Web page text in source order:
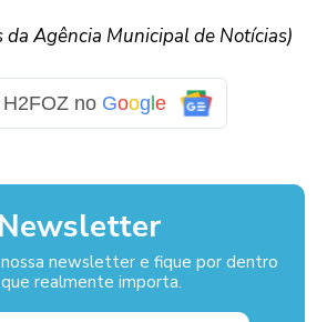
da Agência Municipal de Notícias)
no Google
Newsletter
newsletter e fique por dentro
realmente importa.